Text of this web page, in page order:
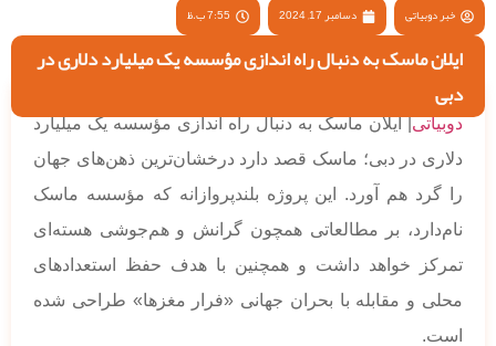
خبر دوبیاتی دسامبر 17, 2024 7:55 ب.ظ
ایلان ماسک به دنبال راه اندازی مؤسسه یک میلیارد دلاری در
دبی
دوبیاتی| ایلان ماسک به دنبال راه اندازی مؤسسه یک میلیارد
دلاری در دبی؛ ماسک قصد دارد درخشان‌ترین ذهن‌های جهان
را گرد هم آورد. این پروژه بلندپروازانه که مؤسسه ماسک
نام‌دار‌د، بر مطالعاتی همچون گرانش و هم‌جوشی هسته‌ای
تمرکز خواهد داشت و همچنین با هدف حفظ استعدادهای
محلی و مقابله با بحران جهانی «فرار مغزها» طراحی شده
است.